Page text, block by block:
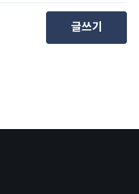
글쓰기